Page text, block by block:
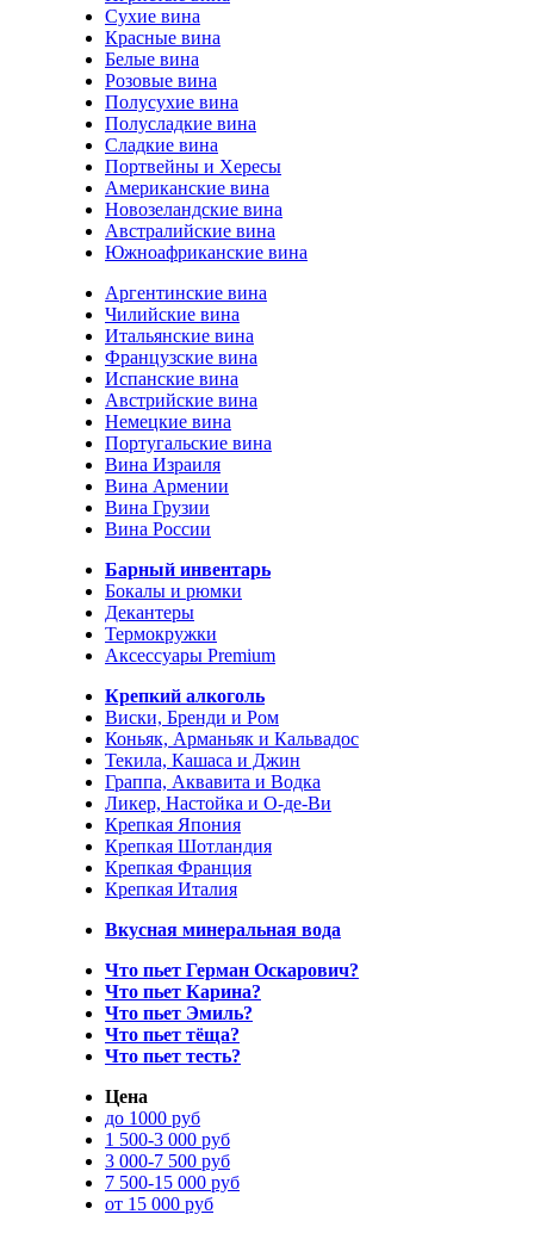
Сухие вина
Красные вина
Белые вина
Розовые вина
Полусухие вина
Полусладкие вина
Сладкие вина
Портвейны и Хересы
Американские вина
Новозеландские вина
Австралийские вина
Южноафриканские вина
Аргентинские вина
Чилийские вина
Итальянские вина
Французские вина
Испанские вина
Австрийские вина
Немецкие вина
Португальские вина
Вина Израиля
Вина Армении
Вина Грузии
Вина России
Барный инвентарь
Бокалы и рюмки
Декантеры
Термокружки
Аксессуары Premium
Крепкий алкоголь
Виски, Бренди и Ром
Коньяк, Арманьяк и Кальвадос
Текила, Кашаса и Джин
Граппа, Аквавита и Водка
Ликер, Настойка и О-де-Ви
Крепкая Япония
Крепкая Шотландия
Крепкая Франция
Крепкая Италия
Вкусная минеральная вода
Что пьет Герман Оскарович?
Что пьет Карина?
Что пьет Эмиль?
Что пьет тёща?
Что пьет тесть?
Цена
до 1000 руб
1 500-3 000 руб
3 000-7 500 руб
7 500-15 000 руб
от 15 000 руб